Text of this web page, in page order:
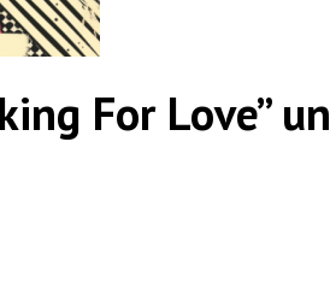
For Love” un